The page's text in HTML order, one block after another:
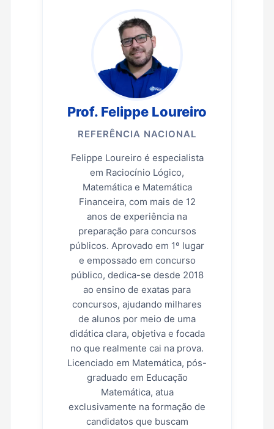
Prof. Felippe Loureiro
REFERÊNCIA NACIONAL
Felippe Loureiro é especialista
em Raciocínio Lógico,
Matemática e Matemática
Financeira, com mais de 12
anos de experiência na
preparação para concursos
públicos. Aprovado em 1º lugar
e empossado em concurso
público, dedica-se desde 2018
ao ensino de exatas para
concursos, ajudando milhares
de alunos por meio de uma
didática clara, objetiva e focada
no que realmente cai na prova.
Licenciado em Matemática, pós-
graduado em Educação
Matemática, atua
exclusivamente na formação de
candidatos que buscam